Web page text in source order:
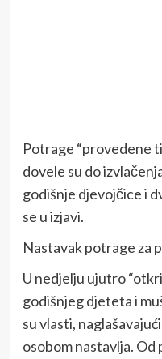
Potrage “provedene
dovele su do
godišnje djevojčice i
se u izjavi.
Nastavak potrage za
U nedjelju ujutro
godišnjeg djeteta i
su vlasti,
osobom nastavlja.